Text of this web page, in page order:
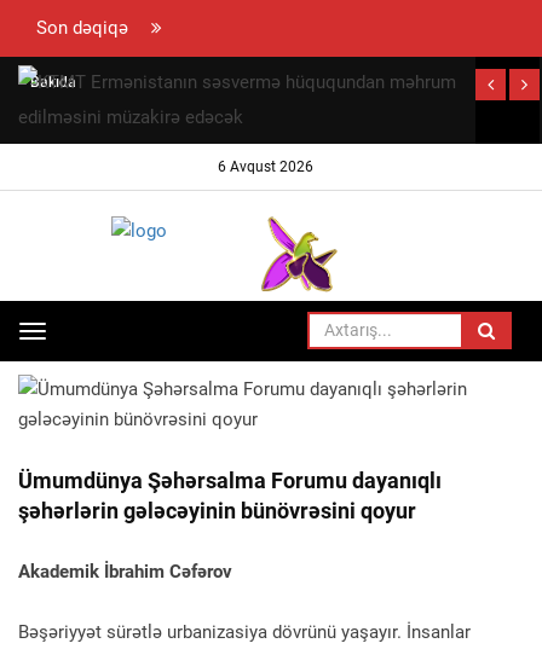
Son dəqiqə
Bakıda
peyda olan
hüquq
kimdir? –
SENSASİON
detallar
6 Avqust 2026
Toggle
navigation
HADISƏ
Ümumdünya Şəhərsalma Forumu dayanıqlı
şəhərlərin gələcəyinin bünövrəsini qoyur
Akademik İbrahim Cəfərov
Bəşəriyyət sürətlə urbanizasiya dövrünü yaşayır. İnsanlar